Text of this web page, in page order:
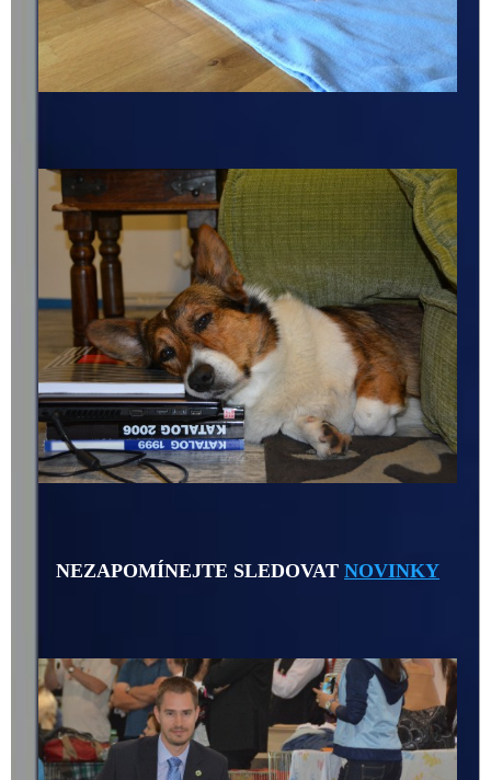
NEZAPOMÍNEJTE SLEDOVAT NOVINKY